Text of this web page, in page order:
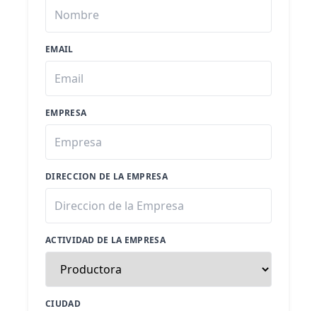
EMAIL
EMPRESA
DIRECCION DE LA EMPRESA
ACTIVIDAD DE LA EMPRESA
CIUDAD